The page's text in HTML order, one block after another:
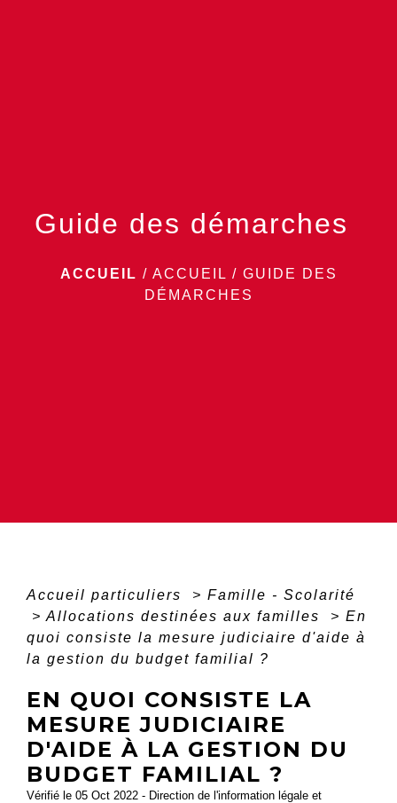
Guide des démarches
ACCUEIL / ACCUEIL / GUIDE DES
DÉMARCHES
Accueil particuliers > Famille - Scolarité
> Allocations destinées aux familles > En
quoi consiste la mesure judiciaire d'aide à
la gestion du budget familial ?
EN QUOI CONSISTE LA
MESURE JUDICIAIRE
D'AIDE À LA GESTION DU
BUDGET FAMILIAL ?
Vérifié le 05 Oct 2022 - Direction de l'information légale et